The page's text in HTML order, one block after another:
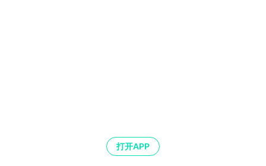
打开APP